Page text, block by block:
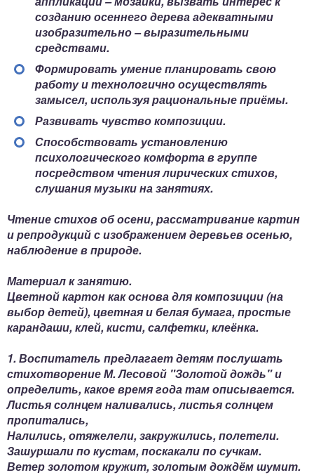
созданию осеннего дерева адекватными
изобразительно – выразительными
средствами.
Формировать умение планировать свою
работу и технологично осуществлять
замысел, используя рациональные приёмы.
Развивать чувство композиции.
Способствовать установлению
психологического комфорта в группе
посредством чтения лирических стихов,
слушания музыки на занятиях.
Чтение стихов об осени, рассматривание картин
и репродукций с изображением деревьев осенью,
наблюдение в природе.
Материал к занятию.
Цветной картон как основа для композиции (на
выбор детей), цветная и белая бумага, простые
карандаши, клей, кисти, салфетки, клеёнка.
1. Воспитатель предлагает детям послушать
стихотворение М. Лесовой "Золотой дождь" и
определить, какое время года там описывается.
Листья солнцем наливались, листья солнцем
пропитались,
Налились, отяжелели, закружились, полетели.
Зашуршали по кустам, поскакали по сучкам.
Ветер золотом кружит, золотым дождём шумит.